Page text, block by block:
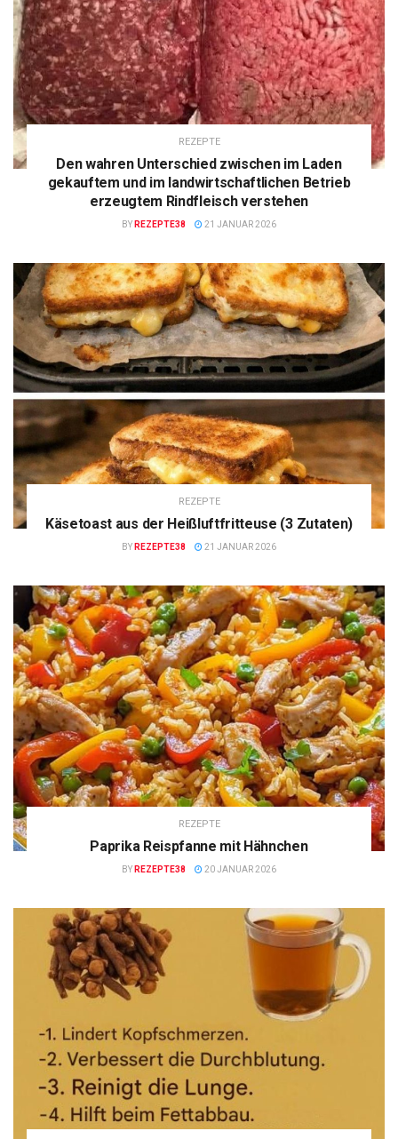
REZEPTE
Den wahren Unterschied zwischen im Laden
gekauftem und im landwirtschaftlichen Betrieb
erzeugtem Rindfleisch verstehen
BY REZEPTE38 21 JANUAR 2026
REZEPTE
Käsetoast aus der Heißluftfritteuse (3 Zutaten)
BY REZEPTE38 21 JANUAR 2026
REZEPTE
Paprika Reispfanne mit Hähnchen
BY REZEPTE38 20 JANUAR 2026